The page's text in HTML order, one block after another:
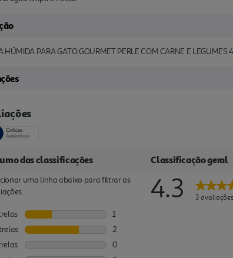
HÚMIDA PARA GATO GOURMET PERLE COM CARNE E LEGUMES